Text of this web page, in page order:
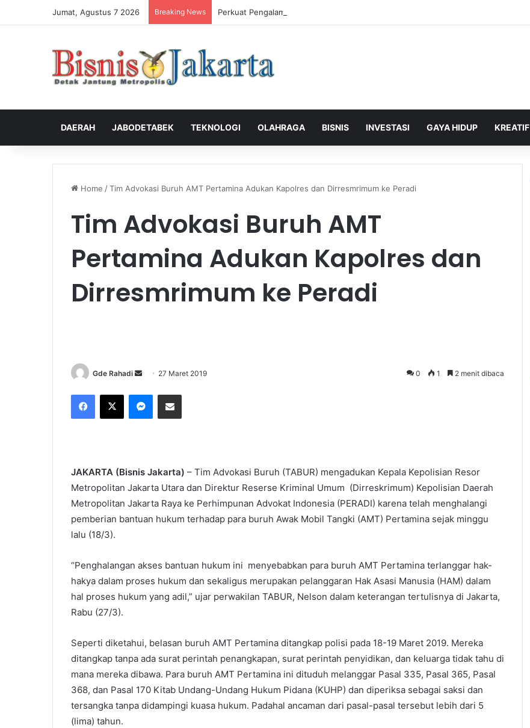
Jumat, Agustus 7 2026 Breaking News Perkuat Pengalaman Pelanggan, PLN Icon Plus Sabet Tiga Penghargaan CCW 2026
DAERAH JABODETABEK TEKNOLOGI OLAHRAGA BISNIS INVESTASI GAYA HIDUP KREATIF
Home /Tim Advokasi Buruh AMT Pertamina Adukan Kapolres dan Dirresmrimum ke Peradi
Tim Advokasi Buruh AMT
Pertamina Adukan Kapolres dan
Dirresmrimum ke Peradi
Gde Rahadi
n
m
a
i
l
27 Maret 2019 0 1 2 menit dibaca
JAKARTA (Bisnis Jakarta) – Tim Advokasi Buruh (TABUR) mengadukan Kepala Kepolisian Resor
Metropolitan Jakarta Utara dan Direktur Reserse Kriminal Umum (Dirreskrimum) Kepolisian Daerah
Metropolitan Jakarta Raya ke Perhimpunan Advokat Indonesia (PERADI) karena telah menghalangi
pemberian bantuan hukum terhadap para buruh Awak Mobil Tangki (AMT) Pertamina sejak minggu
lalu (18/3).
“Penghalangan akses bantuan hukum ini menyebabkan para buruh AMT Pertamina terlanggar hak-
hakya dalam proses hukum dan sekaligus merupakan pelanggaran Hak Asasi Manusia (HAM) dalam
hal proses hukum yang adil,” ujar perwakilan TABUR, Nelson dalam keterangan tertulisnya di Jakarta,
Rabu (27/3).
Seperti diketahui, belasan buruh AMT Pertamina ditangkap polisi pada 18-19 Maret 2019. Mereka
ditangkap tanpa ada surat perintah penangkapan, surat perintah penyidikan, dan keluarga tidak tahu di
mana mereka dibawa. Para buruh AMT Pertamina ini dituduh melanggar Pasal 335, Pasal 365, Pasal
368, dan Pasal 170 Kitab Undang-Undang Hukum Pidana (KUHP) dan diperiksa sebagai saksi dan
tersangka tanpa didampingi kuasa hukum. Padahal ancaman dari pasal-pasal tersebut lebih dari 5
(lima) tahun.